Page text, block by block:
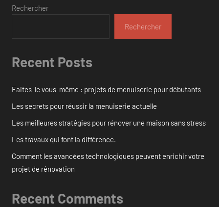
Rechercher
Rechercher
Recent Posts
Faites-le vous-même : projets de menuiserie pour débutants
Les secrets pour réussir la menuiserie actuelle
Les meilleures stratégies pour rénover une maison sans stress
Les travaux qui font la différence.
Comment les avancées technologiques peuvent enrichir votre
projet de rénovation
Recent Comments